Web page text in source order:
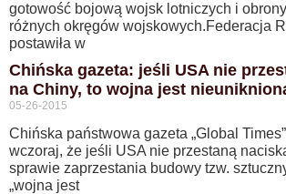
gotowość bojową wojsk lotniczych i
różnych okręgów wojskowych.Federacja
postawiła w
Chińska gazeta: jeśli USA nie
na Chiny, to wojna jest
05-26-2015
Chińska państwowa gazeta „Global
wczoraj, że jeśli USA nie przestaną
sprawie zaprzestania budowy tzw.
„wojna jest